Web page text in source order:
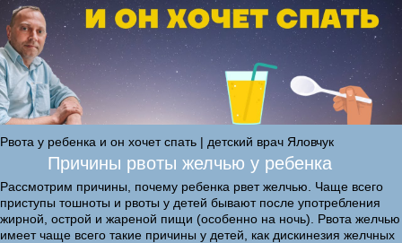
Рвота у ребенка и он хочет спать | детский врач Яловчук
Причины рвоты желчью у ребенка
Рассмотрим причины, почему ребенка рвет желчью. Чаще всего
приступы тошноты и рвоты у детей бывают после употребления
жирной, острой и жареной пищи (особенно на ночь). Рвота желчью
имеет чаще всего такие причины у детей, как дискинезия желчных